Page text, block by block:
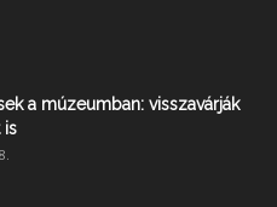
a múzeumban: visszavárják
is